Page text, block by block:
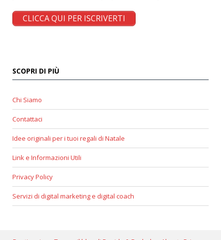
CLICCA QUI PER ISCRIVERTI
SCOPRI DI PIÙ
Chi Siamo
Contattaci
Idee originali per i tuoi regali di Natale
Link e Informazioni Utili
Privacy Policy
Servizi di digital marketing e digital coach